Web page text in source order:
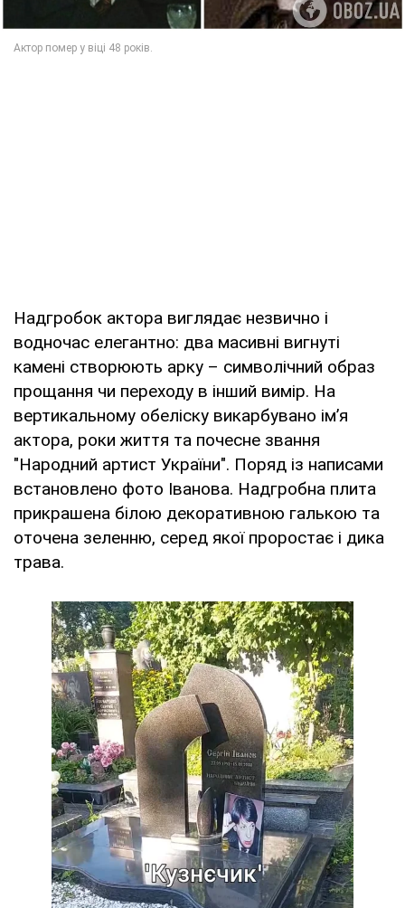
Надгробок актора виглядає незвично і
водночас елегантно: два масивні вигнуті
камені створюють арку – символічний образ
прощання чи переходу в інший вимір. На
вертикальному обеліску викарбувано ім’я
актора, роки життя та почесне звання
"Народний артист України". Поряд із написами
встановлено фото Іванова. Надгробна плита
прикрашена білою декоративною галькою та
оточена зеленню, серед якої проростає і дика
трава.